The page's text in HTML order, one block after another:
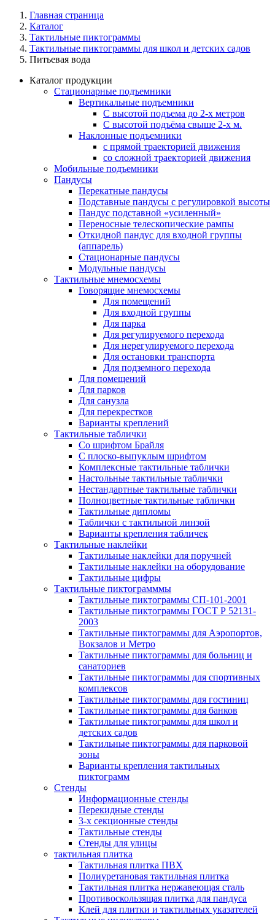
Главная страница
Каталог
Тактильные пиктограммы
Тактильные пиктограммы для школ и детских садов
Питьевая вода
Каталог продукции
Стационарные подъемники
Вертикальные подъемники
С высотой подъема до 2-х метров
С высотой подъёма свыше 2-х м.
Наклонные подъемники
с прямой траекторией движения
со сложной траекторией движения
Мобильные подъемники
Пандусы
Перекатные пандусы
Подставные пандусы с регулировкой выcоты
Пандус подставной «усиленный»
Переносные телескопические рампы
Откидной пандус для входной группы
(аппарель)
Стационарные пандусы
Модульные пандусы
Тактильные мнемосхемы
Говорящие мнемосхемы
Для помещений
Для входной группы
Для парка
Для регулируемого перехода
Для нерегулируемого перехода
Для остановки транспорта
Для подземного перехода
Для помещений
Для парков
Для санузла
Для перекрестков
Варианты креплений
Тактильные таблички
Со шрифтом Брайля
С плоско-выпуклым шрифтом
Комплексные тактильные таблички
Настольные тактильные таблички
Нестандартные тактильные таблички
Полноцветные тактильные таблички
Тактильные дипломы
Таблички с тактильной линзой
Варианты крепления табличек
Тактильные наклейки
Тактильные наклейки для поручней
Тактильные наклейки на оборудование
Тактильные цифры
Тактильные пиктограмммы
Тактильные пиктограммы СП-101-2001
Тактильные пиктограммы ГОСТ Р 52131-
2003
Тактильные пиктограммы для Аэропортов,
Вокзалов и Метро
Тактильные пиктограммы для больниц и
санаториев
Тактильные пиктограммы для спортивных
комплексов
Тактильные пиктограммы для гостиниц
Тактильные пиктограммы для банков
Тактильные пиктограммы для школ и
детских садов
Тактильные пиктограммы для парковой
зоны
Варианты крепления тактильных
пиктограмм
Стенды
Информационные стенды
Перекидные стенды
3-х секционные стенды
Тактильные стенды
Стенды для улицы
тактильная плитка
Тактильная плитка ПВХ
Полиуретановая тактильная плитка
Тактильная плитка нержавеющая сталь
Противоскользящая плитка для пандуса
Клей для плитки и тактильных указателей